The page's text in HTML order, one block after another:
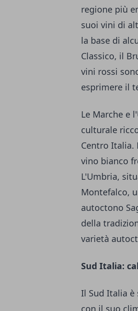
regione più
suoi vini di
la base di
Classico, il
vini rossi
esprimere il
Le Marche e
culturale
Centro Italia.
vino bianco
L'Umbria,
Montefalco,
autoctono
della
varietà
Sud Italia:
Il Sud Italia è
con il suo